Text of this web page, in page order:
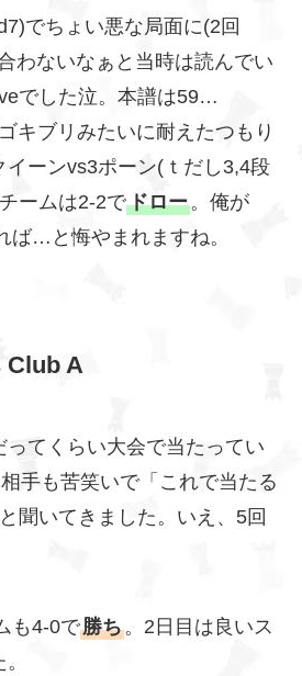
でちょい悪な局面に(2回
わないなぁと当時は読んでい
でした泣。本譜は59…
キブリみたいに耐えたつもり
イーンvs3ポーン(ｔだし3,4段
ームは2-2でドロー。俺が
ば…と悔やまれますね。
Club A
てくらい大会で当たってい
手も苦笑いで「これで当たる
聞いてきました。いえ、5回
も4-0で勝ち。2日目は良いス